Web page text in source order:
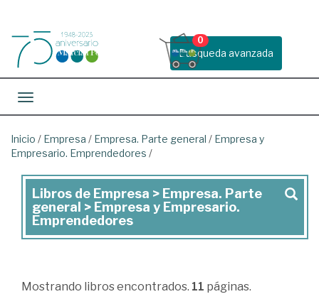
Busqueda avanzada
0
Toggle navigation
Inicio / Empresa / Empresa. Parte general / Empresa y
Empresario. Emprendedores /
Libros
de
Empresa
Empresa.
Libros de Empresa > Empresa. Parte
general > Empresa y Empresario.
Emprendedores
Mostrando libros encontrados. 11 páginas.